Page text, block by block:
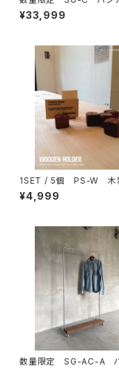
ック パイプ スチール
管 組立式 組み立て式
¥33,999
1SET / 5個 PS-W
プライススタンド カード
ド メモ 名刺 値札 ガ
¥4,999
数量限定 SG-AC-A